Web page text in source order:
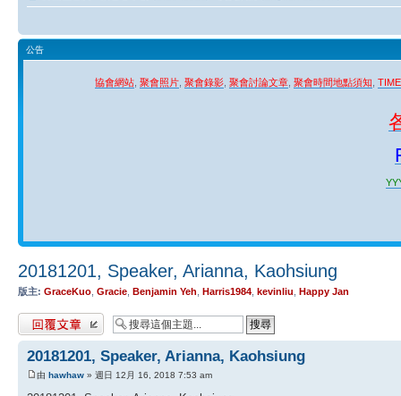
公告
協會網站 聚會照片 聚會錄影 聚會討論文章 聚會時間地點須知
20181201, Speaker, Arianna, Kaohsiung
版主: GraceKuo Gracie Benjamin Yeh Harris1984 kevinliu Happy Jan
發表回覆
20181201, Speaker, Arianna, Kaohsiung
由 hawhaw » 週日 12月 16, 2018 7:53 am